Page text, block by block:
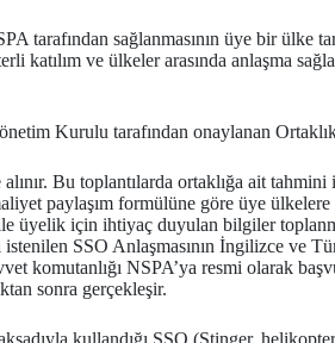
tarafından sağlanmasının üye bir ülke
katılım ve ülkeler arasında anlaşma
Kurulu tarafından onaylanan
Bu toplantılarda ortaklığa ait
paylaşım formülüne göre üye ülkelere
üyelik için ihtiyaç duyulan bilgiler
SSO Anlaşmasının İngilizce ve
komutanlığı NSPA’ya resmi olarak
sonra gerçekleşir.
kullandığı SSO (Stinger,